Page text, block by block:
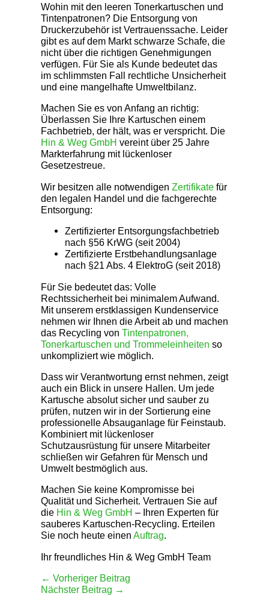
Wohin mit den leeren Tonerkartuschen und
Tintenpatronen? Die Entsorgung von
Druckerzubehör ist Vertrauenssache. Leider
gibt es auf dem Markt schwarze Schafe, die
nicht über die richtigen Genehmigungen
verfügen. Für Sie als Kunde bedeutet das
im schlimmsten Fall rechtliche Unsicherheit
und eine mangelhafte Umweltbilanz.
Machen Sie es von Anfang an richtig:
Überlassen Sie Ihre Kartuschen einem
Fachbetrieb, der hält, was er verspricht. Die
Hin & Weg GmbH vereint über 25 Jahre
Markterfahrung mit lückenloser
Gesetzestreue.
Wir besitzen alle notwendigen Zertifikate für
den legalen Handel und die fachgerechte
Entsorgung:
Zertifizierter Entsorgungsfachbetrieb
nach §56 KrWG (seit 2004)
Zertifizierte Erstbehandlungsanlage
nach §21 Abs. 4 ElektroG (seit 2018)
Für Sie bedeutet das: Volle
Rechtssicherheit bei minimalem Aufwand.
Mit unserem erstklassigen Kundenservice
nehmen wir Ihnen die Arbeit ab und machen
das Recycling von Tintenpatronen,
Tonerkartuschen und Trommeleinheiten so
unkompliziert wie möglich.
Dass wir Verantwortung ernst nehmen, zeigt
auch ein Blick in unsere Hallen. Um jede
Kartusche absolut sicher und sauber zu
prüfen, nutzen wir in der Sortierung eine
professionelle Absauganlage für Feinstaub.
Kombiniert mit lückenloser
Schutzausrüstung für unsere Mitarbeiter
schließen wir Gefahren für Mensch und
Umwelt bestmöglich aus.
Machen Sie keine Kompromisse bei
Qualität und Sicherheit. Vertrauen Sie auf
die Hin & Weg GmbH – Ihren Experten für
sauberes Kartuschen-Recycling. Erteilen
Sie noch heute einen Auftrag.
Ihr freundliches Hin & Weg GmbH Team
← Vorheriger Beitrag
Nächster Beitrag →